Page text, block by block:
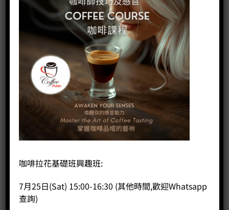
咖啡拉花基礎班興趣班:
7月25日(Sat) 15:00-16:30 (其他時間,歡迎Whatsapp
查詢)